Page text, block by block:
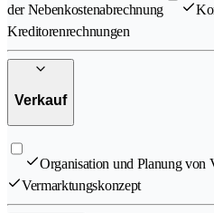
der Nebenkostenabrechnung
Kreditorenrechnungen
Verkauf
Organisation und Planung von
Vermarktungskonzept